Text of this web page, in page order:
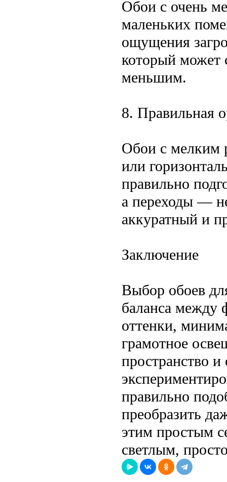
Обои с очень
маленьких
ощущения
который может
меньшим.
8. Правильная
Обои с мелким
или
правильно
а переходы —
аккуратный и
Заключение
Выбор обоев
баланса между
оттенки,
грамотное
пространство
правильно
преобразить
этим простым
светлым,